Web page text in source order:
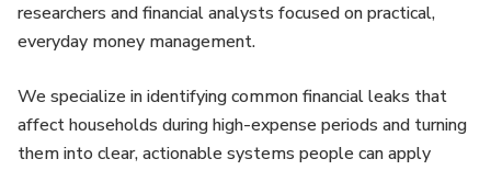
researchers and financial analysts focused on practical,
everyday money management.
We specialize in identifying common financial leaks that
affect households during high-expense periods and turning
them into clear, actionable systems people can apply